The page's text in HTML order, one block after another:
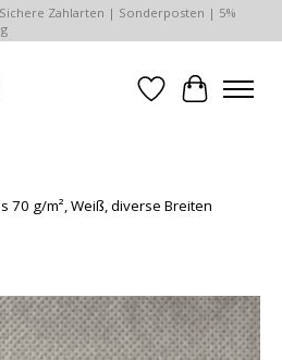
Zahlarten | Sonderposten | 5%
Wunschzettel
Ihr
70 g/m², Weiß, diverse Breiten
slideshow Items